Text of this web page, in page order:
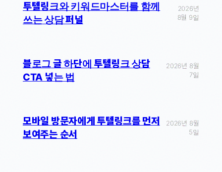
투텔링크와 키워드마스터를 함께
쓰는 상담 퍼널
2026년
8월 9일
블로그 글 하단에 투텔링크 상담
CTA 넣는 법
2026년 8월
7일
모바일 방문자에게 투텔링크를 먼저
보여주는 순서
2026년 8월
5일